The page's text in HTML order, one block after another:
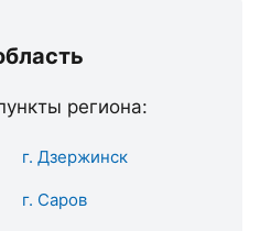
региона:
г. Дзержинск
г. Саров